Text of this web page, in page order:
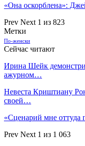
«Она оскорблена»:
Prev Next 1 из 823
Метки
По-женски
Сейчас читают
Ирина Шейк
ажурном…
Невеста Криштиану
своей…
«Сценарий мне оттуда
Prev Next 1 из 1 063